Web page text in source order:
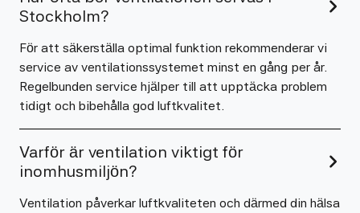
Stockholm?
För att säkerställa optimal funktion rekommenderar vi
service av ventilationssystemet minst en gång per år.
Regelbunden service hjälper till att upptäcka problem
tidigt och bibehålla god luftkvalitet.
Varför är ventilation viktigt för
inomhusmiljön?
Ventilation påverkar luftkvaliteten och därmed din hälsa